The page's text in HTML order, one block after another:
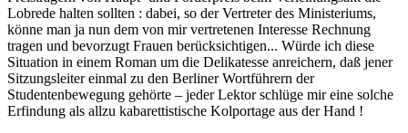
Lobrede halten sollten : dabei, so der Vertreter des Ministeriums,
könne man ja nun dem von mir vertretenen Interesse Rechnung
tragen und bevorzugt Frauen berücksichtigen... Würde ich diese
Situation in einem Roman um die Delikatesse anreichern, daß jener
Sitzungsleiter einmal zu den Berliner Wortführern der
Studentenbewegung gehörte – jeder Lektor schlüge mir eine solche
Erfindung als allzu kabarettistische Kolportage aus der Hand !